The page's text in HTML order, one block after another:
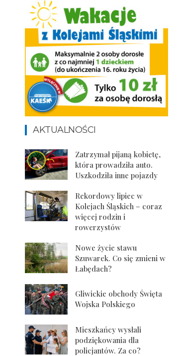
AKTUALNOŚCI
Zatrzymał pijaną kobietę,
która prowadziła auto.
Uszkodziła inne pojazdy
Rekordowy lipiec w
Kolejach Śląskich – coraz
więcej rodzin i
rowerzystów
Nowe życie stawu
Szuwarek. Co się zmieni w
Łabędach?
Gliwickie obchody Święta
Wojska Polskiego
Mieszkańcy wysłali
podziękowania dla
policjantów. Za co?